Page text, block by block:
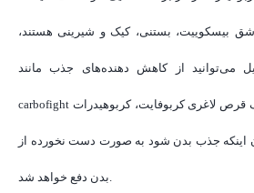
بیسکوییت، بستنی، کیک و شیرینی هستند،
از کاهش دهنده‌های جذب مانند
carbofight کارن استفاده کنید. با مصرف قرص لاغری کربوفایت، کربوهیدرات
اینکه جذب بدن شود به صورت دست نخورده از